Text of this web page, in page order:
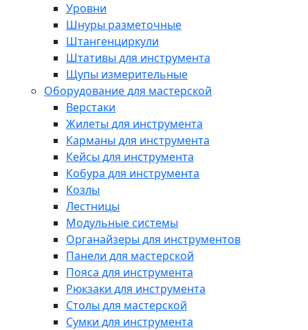
Уровни
Шнуры разметочные
Штангенциркули
Штативы для инструмента
Щупы измерительные
Оборудование для мастерской
Верстаки
Жилеты для инструмента
Карманы для инструмента
Кейсы для инструмента
Кобура для инструмента
Козлы
Лестницы
Модульные системы
Органайзеры для инструментов
Панели для мастерской
Пояса для инструмента
Рюкзаки для инструмента
Столы для мастерской
Сумки для инструмента